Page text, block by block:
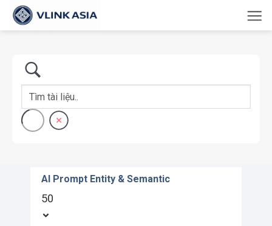
qua
AI Prompt Entity & Semantic
50